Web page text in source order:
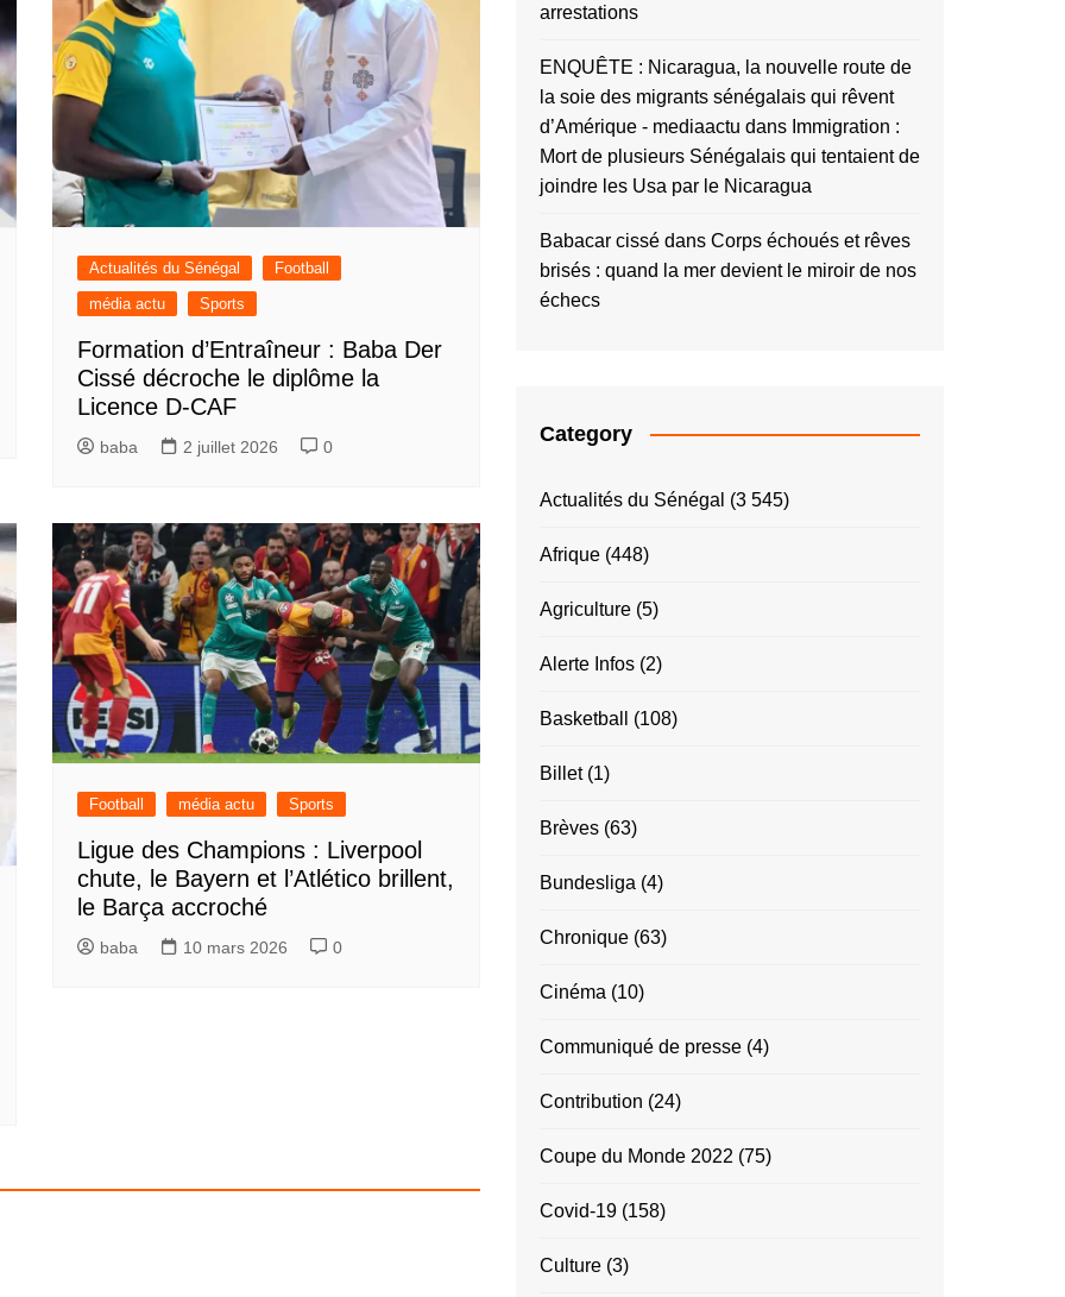
Actualités du Sénégal
Football
média actu
Sports
Formation d’Entraîneur : Baba Der
Cissé décroche le diplôme la
Licence D-CAF
baba 2 juillet 2026 0
Football média actu Sports
Ligue des Champions : Liverpool
chute, le Bayern et l’Atlético brillent,
le Barça accroché
baba 10 mars 2026 0
arrestations
ENQUÊTE : Nicaragua, la nouvelle route de
la soie des migrants sénégalais qui rêvent
d’Amérique - mediaactu dans Immigration :
Mort de plusieurs Sénégalais qui tentaient de
joindre les Usa par le Nicaragua
Babacar cissé dans Corps échoués et rêves
brisés : quand la mer devient le miroir de nos
échecs
Category
Actualités du Sénégal (3 545)
Afrique (448)
Agriculture (5)
Alerte Infos (2)
Basketball (108)
Billet(1)
Brèves (63)
Bundesliga (4)
Chronique (63)
Cinéma (10)
Communiqué de presse (4)
Contribution (24)
Coupe du Monde 2022 (75)
Covid-19 (158)
Culture (3)